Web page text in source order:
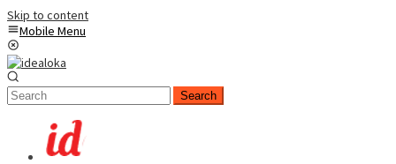
Skip to content
Mobile Menu
Search